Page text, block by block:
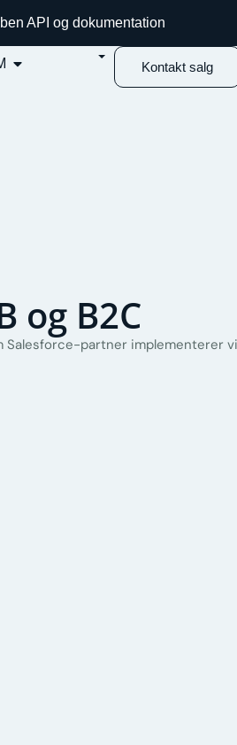
API og dokumentation
Kontakt salg
og B2C
Salesforce-partner implementerer